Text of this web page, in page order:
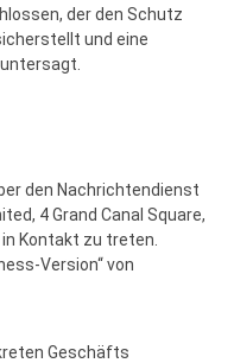
der den Schutz
und eine
den Nachrichtendienst
4 Grand Canal Square,
in Kontakt zu treten.
Version“ von
Geschäfts